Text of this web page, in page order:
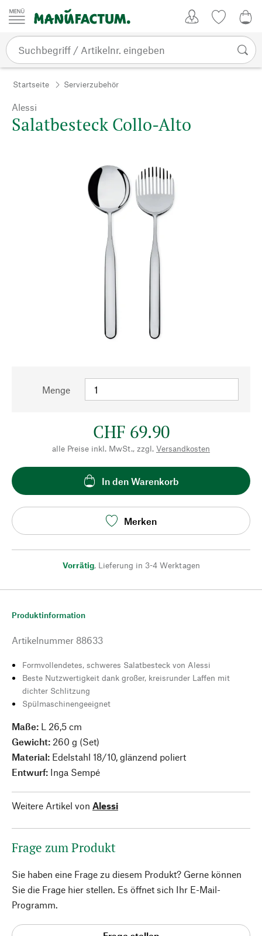
Zum Inhalt springen
Startseite Servierzubehör
Alessi
Salatbesteck Collo-Alto
Menge
CHF 69.90
alle Preise inkl. MwSt., zzgl. Versandkosten
In den Warenkorb
Merken
Vorrätig, Lieferung in 3-4 Werktagen
Produktinformation
Artikelnummer 88633
Formvollendetes, schweres Salatbesteck von Alessi
Beste Nutzwertigkeit dank großer, kreisrunder Laffen mit
dichter Schlitzung
Spülmaschinengeeignet
Maße: L 26,5 cm
Gewicht: 260 g (Set)
Material: Edelstahl 18/10, glänzend poliert
Entwurf: Inga Sempé
Weitere Artikel von Alessi
Frage zum Produkt
Sie haben eine Frage zu diesem Produkt? Gerne können
Sie die Frage hier stellen. Es öffnet sich Ihr E-Mail-
Programm.